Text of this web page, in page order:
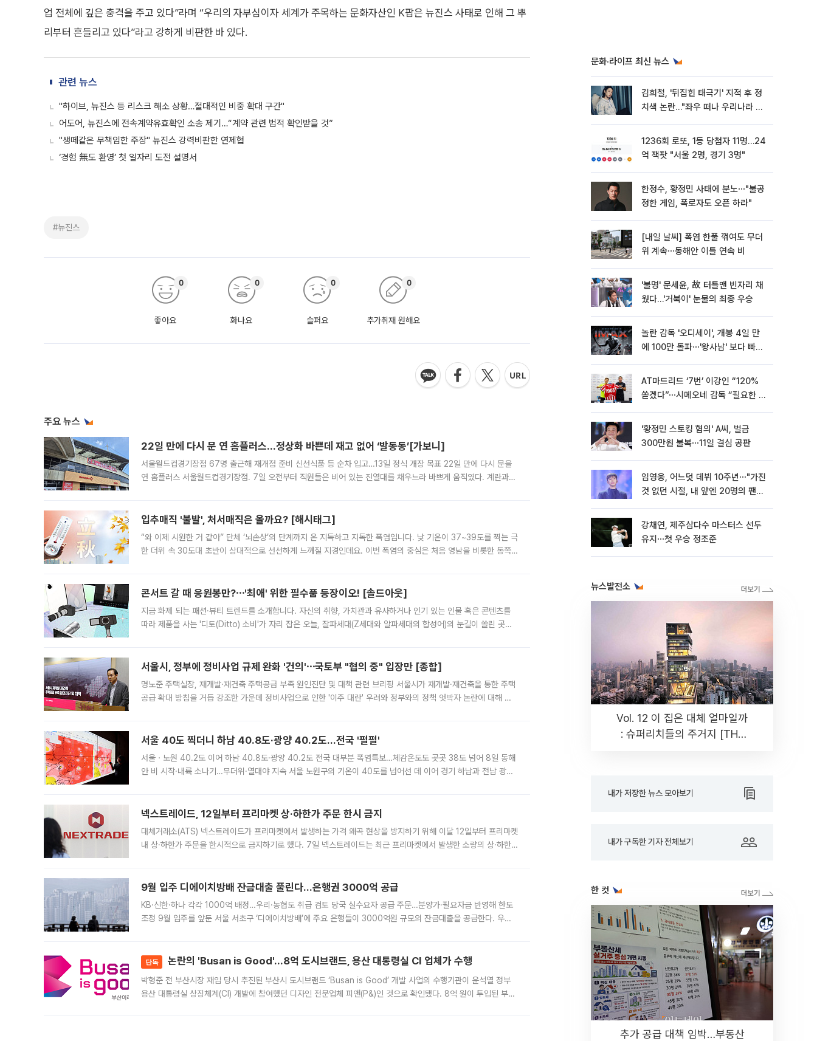
업 전체에 깊은 충격을 주고 있다”라며 “우리의 자부심이자 세계가 주목하는 문화자산인 K팝은 뉴진스 사태로 인해 그 뿌
리부터 흔들리고 있다”라고 강하게 비판한 바 있다.
관련 뉴스
"하이브, 뉴진스 등 리스크 해소 상황…절대적인 비중 확대 구간"
어도어, 뉴진스에 전속계약유효확인 소송 제기…“계약 관련 법적 확인받을 것”
"생떼같은 무책임한 주장" 뉴진스 강력비판한 연제협
‘경험 無도 환영’ 첫 일자리 도전 설명서
#뉴진스
좋아요
0
화나요
0
슬퍼요
0
추가취재 원해요
0
주요 뉴스
22일 만에 다시 문 연 홈플러스…정상화 바쁜데 재고 없어 ‘발동동’[가보니]
서울월드컵경기장점 67명 출근해 재개점 준비 신선식품 등 순차 입고…13일 정식 개장 목표 22일 만에 다시 문을
연 홈플러스 서울월드컵경기장점. 7일 오전부터 직원들은 비어 있는 진열대를 채우느라 바쁘게 움직였다. 계란과
입추매직 '불발', 처서매직은 올까요? [해시태그]
“와 이제 시원한 거 같아” 단체 ‘뇌손상’의 단계까지 온 지독하고 지독한 폭염입니다. 낮 기온이 37~39도를 찍는 극
한 더위 속 30도대 초반이 상대적으로 선선하게 느껴질 지경인데요. 이번 폭염의 중심은 처음 영남을 비롯한 동쪽
콘서트 갈 때 응원봉만?⋯'최애' 위한 필수품 등장이오! [솔드아웃]
지금 화제 되는 패션·뷰티 트렌드를 소개합니다. 자신의 취향, 가치관과 유사하거나 인기 있는 인물 혹은 콘텐츠를
따라 제품을 사는 '디토(Ditto) 소비'가 자리 잡은 오늘, 잘파세대(Z세대와 알파세대의 합성어)의 눈길이 쏠린 곳은
서울시, 정부에 정비사업 규제 완화 '건의'⋯국토부 "협의 중" 입장만 [종합]
명노준 주택실장, 재개발·재건축 주택공급 부족 원인진단 및 대책 관련 브리핑 서울시가 재개발·재건축을 통한 주택
공급 확대 방침을 거듭 강조한 가운데 정비사업으로 인한 '이주 대란' 우려와 정부와의 정책 엇박자 논란에 대해 정
서울 40도 찍더니 하남 40.8도·광양 40.2도…전국 '펄펄'
서울ㆍ노원 40.2도 이어 하남 40.8도·광양 40.2도 전국 대부분 폭염특보…체감온도도 곳곳 38도 넘어 8일 동해
안 비 시작·내륙 소나기…무더위·열대야 지속 서울 노원구의 기온이 40도를 넘어선 데 이어 경기 하남과 전남 광양
넥스트레이드, 12일부터 프리마켓 상·하한가 주문 한시 금지
대체거래소(ATS) 넥스트레이드가 프리마켓에서 발생하는 가격 왜곡 현상을 방지하기 위해 이달 12일부터 프리마켓
내 상·하한가 주문을 한시적으로 금지하기로 했다. 7일 넥스트레이드는 최근 프리마켓에서 발생한 소량의 상·하한
9월 입주 디에이치방배 잔금대출 풀린다…은행권 3000억 공급
KB·신한·하나 각각 1000억 배정…우리·농협도 취급 검토 당국 실수요자 공급 주문…분양가·필요자금 반영해 한도
조정 9월 입주를 앞둔 서울 서초구 ‘디에이치방배’에 주요 은행들이 3000억원 규모의 잔금대출을 공급한다. 우리
단독 논란의 'Busan is Good'…8억 도시브랜드, 용산 대통령실 CI 업체가 수행
박형준 전 부산시장 재임 당시 추진된 부산시 도시브랜드 ‘Busan is Good’ 개발 사업의 수행기관이 윤석열 정부
용산 대통령실 상징체계(CI) 개발에 참여했던 디자인 전문업체 피앤(P&)인 것으로 확인됐다. 8억 원이 투입된 부산
문화·라이프 최신 뉴스
김희철, '뒤집힌 태극기' 지적 후 정
치색 논란…"좌우 떠나 우리나라 국
1236회 로또, 1등 당첨자 11명…24
억 잭팟 "서울 2명, 경기 3명"
한정수, 황정민 사태에 분노⋯"불공
정한 게임, 폭로자도 오픈 하라"
[내일 날씨] 폭염 한풀 꺾여도 무더
위 계속⋯동해안 이틀 연속 비
'불명' 문세윤, 故 터틀맨 빈자리 채
웠다…'거북이' 눈물의 최종 우승
놀란 감독 '오디세이', 개봉 4일 만
에 100만 돌파⋯'왕사남' 보다 빠르
AT마드리드 ‘7번’ 이강인 “120%
쏟겠다”⋯시메오네 감독 “필요한 선
'황정민 스토킹 혐의' A씨, 벌금
300만원 불복⋯11일 결심 공판
임영웅, 어느덧 데뷔 10주년⋯"가진
것 없던 시절, 내 앞엔 20명의 팬
강채연, 제주삼다수 마스터스 선두
유지⋯첫 우승 정조준
뉴스발전소
Vol. 12 이 집은 대체 얼마일까
: 슈퍼리치들의 주거지 [THE
내가 저장한 뉴스 모아보기
내가 구독한 기자 전체보기
한 컷
추가 공급 대책 임박…부동산